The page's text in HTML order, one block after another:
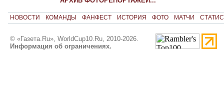
НОВОСТИ КОМАНДЫ ФАНФЕСТ ИСТОРИЯ ФОТО МАТЧИ
© «Газета.Ru», WorldCup10.Ru, 2010-2026.
Информация об ограничениях.